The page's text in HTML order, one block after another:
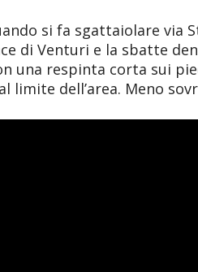
si fa sgattaiolare via
di Venturi e la sbatte
una respinta corta sui
limite dell’area. Meno